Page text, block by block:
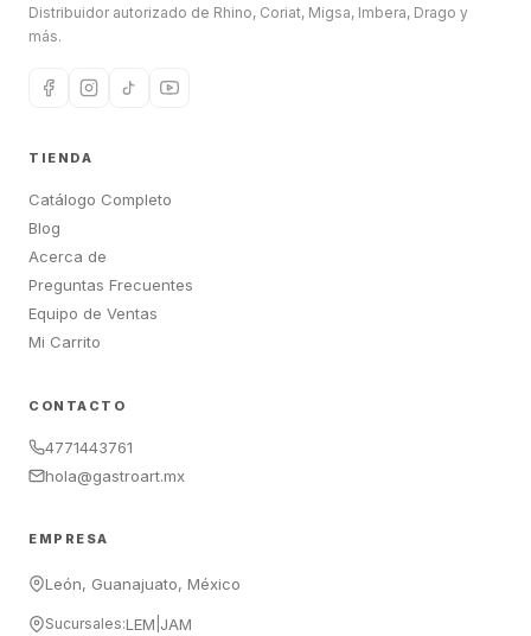
Distribuidor autorizado de Rhino, Coriat, Migsa, Imbera, Drago y
más.
TIENDA
Catálogo Completo
Blog
Acerca de
Preguntas Frecuentes
Equipo de Ventas
Mi Carrito
CONTACTO
4771443761
hola@gastroart.mx
EMPRESA
León, Guanajuato, México
Sucursales:LEM JAM